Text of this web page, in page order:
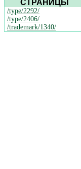
СТРАНИЦЫ
/type/2292/
/type/2406/
/trademark/1340/